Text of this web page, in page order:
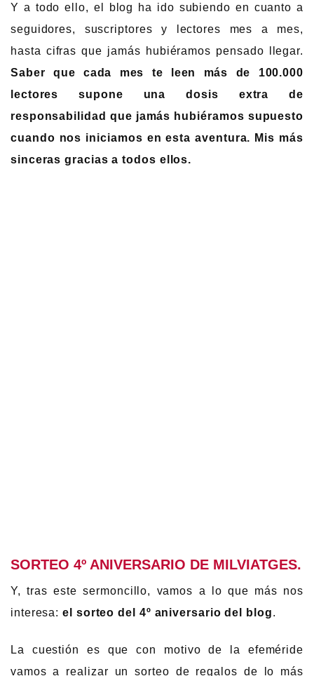
Y a todo ello, el blog ha ido subiendo en cuanto a
seguidores, suscriptores y lectores mes a mes,
hasta cifras que jamás hubiéramos pensado llegar.
Saber que cada mes te leen más de 100.000
lectores supone una dosis extra de
responsabilidad que jamás hubiéramos supuesto
cuando nos iniciamos en esta aventura. Mis más
sinceras gracias a todos ellos.
SORTEO 4º ANIVERSARIO DE MILVIATGES.
Y, tras este sermoncillo, vamos a lo que más nos
interesa:el sorteo del 4º aniversario del blog.
La cuestión es que con motivo de la efeméride
vamos a realizar un sorteo de regalos de lo más